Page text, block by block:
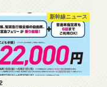
新幹線ニュース